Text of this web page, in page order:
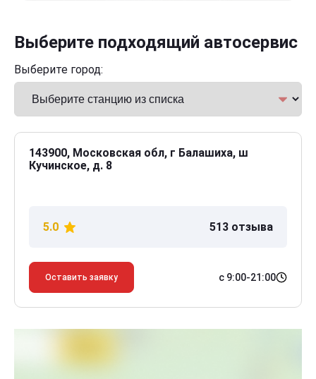
Выберите подходящий автосервис
Выберите город:
143900, Московская обл, г Балашиха, ш
Кучинское, д. 8
5.0 513 отзыва
Оставить заявку с 9:00-21:00